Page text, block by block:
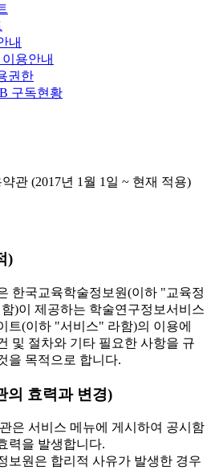
내
용안내
권한
구독현황
관 (2017년 1월 1일 ~ 현재 적용)
)
한국교육학술정보원(이하 "교육정
)이 제공하는 학술연구정보서비스
트(이하 "서비스" 라함)의 이용에
및 절차와 기타 필요한 사항을 규
을 목적으로 합니다.
의 효력과 변경)
은 서비스 메뉴에 게시하여 공시함
력을 발생합니다.
보원은 합리적 사유가 발생한 경우